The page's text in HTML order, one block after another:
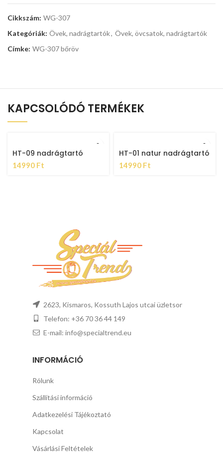
Cikkszám: WG-307
Kategóriák: Övek, nadrágtartók, Övek, övcsatok, nadrágtartók
Címke: WG-307 bőröv
KAPCSOLÓDÓ TERMÉKEK
HT-09 nadrágtartó
14990 Ft
HT-01 natur nadrágtartó
14990 Ft
2623, Kismaros, Kossuth Lajos utcai üzletsor
Telefon: +36 70 36 44 149
E-mail: info@specialtrend.eu
INFORMÁCIÓ
Rólunk
Szállítási információ
Adatkezelési Tájékoztató
Kapcsolat
Vásárlási Feltételek